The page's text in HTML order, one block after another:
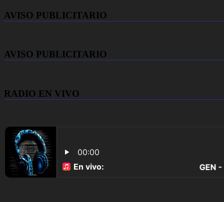
AVISO PUBLICITARIO
AVISO PUBLICITARIO
RADIO EN VIVO